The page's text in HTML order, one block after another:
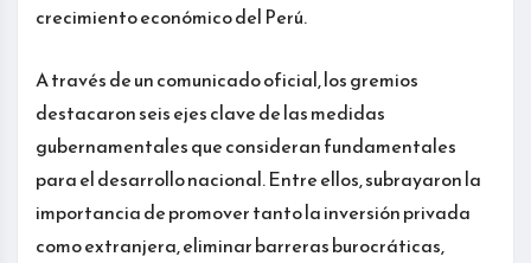
crecimiento económico del Perú.
A través de un comunicado oficial, los gremios
destacaron seis ejes clave de las medidas
gubernamentales que consideran fundamentales
para el desarrollo nacional. Entre ellos, subrayaron la
importancia de promover tanto la inversión privada
como extranjera, eliminar barreras burocráticas,